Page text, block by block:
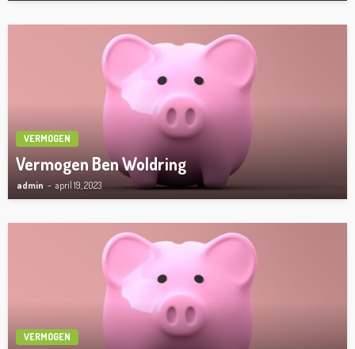
VERMOGEN
Vermogen Ben Woldring
admin april 19, 2023
VERMOGEN